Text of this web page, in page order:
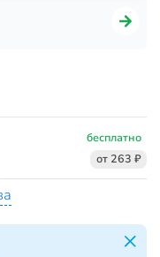
бесплатно
от 263 ₽